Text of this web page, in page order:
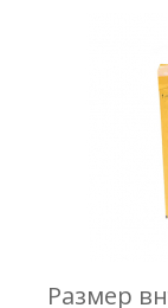
Размер